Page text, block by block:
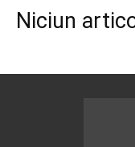
Niciun